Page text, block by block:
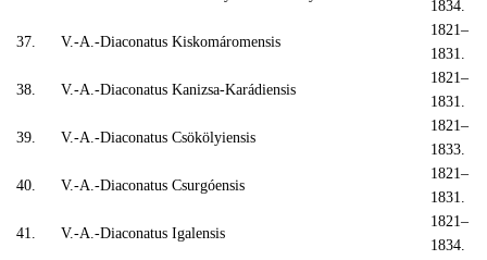
1834.
37. V.-A.-Diaconatus Kiskomáromensis
1821–
1831.
38. V.-A.-Diaconatus Kanizsa-Karádiensis
1821–
1831.
39. V.-A.-Diaconatus Csökölyiensis
1821–
1833.
40. V.-A.-Diaconatus Csurgóensis
1821–
1831.
41. V.-A.-Diaconatus Igalensis
1821–
1834.